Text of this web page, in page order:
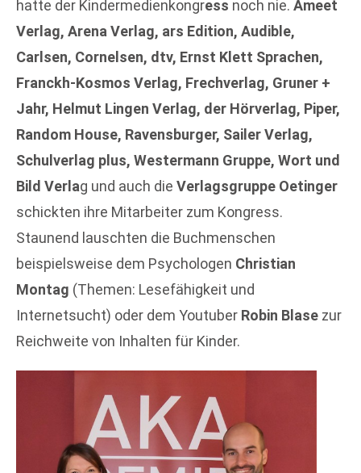
hatte der Kindermedienkongress noch nie. Ameet
Verlag, Arena Verlag, ars Edition, Audible,
Carlsen, Cornelsen, dtv, Ernst Klett Sprachen,
Franckh-Kosmos Verlag, Frechverlag, Gruner +
Jahr, Helmut Lingen Verlag, der Hörverlag, Piper,
Random House, Ravensburger, Sailer Verlag,
Schulverlag plus, Westermann Gruppe, Wort und
Bild Verlag und auch die Verlagsgruppe Oetinger
schickten ihre Mitarbeiter zum Kongress.
Staunend lauschten die Buchmenschen
beispielsweise dem Psychologen Christian
Montag (Themen: Lesefähigkeit und
Internetsucht) oder dem Youtuber Robin Blase zur
Reichweite von Inhalten für Kinder.